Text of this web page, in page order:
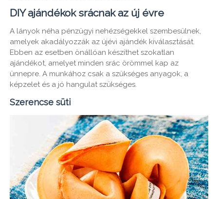
DIY ajándékok srácnak az új évre
A lányok néha pénzügyi nehézségekkel szembesülnek,
amelyek akadályozzák az újévi ajándék kiválasztását.
Ebben az esetben önállóan készíthet szokatlan
ajándékot, amelyet minden srác örömmel kap az
ünnepre. A munkához csak a szükséges anyagok, a
képzelet és a jó hangulat szükséges.
Szerencse süti